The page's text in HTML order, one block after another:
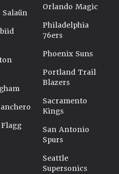
Orlando Magic
Philadelphia
76ers
Phoenix Suns
Portland Trail
Blazers
Sacramento
Kings
San Antonio
Spurs
Seattle
Supersonics